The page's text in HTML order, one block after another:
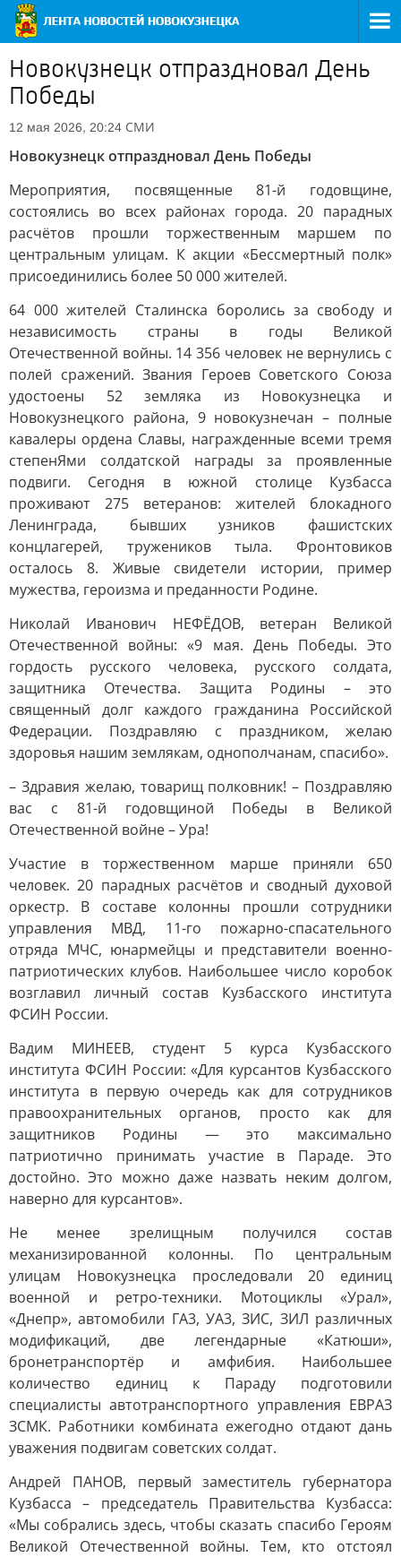
Новокузнецк отпраздновал День
Победы
12 мая 2026, 20:24 СМИ
Новокузнецк отпраздновал День Победы
Мероприятия, посвященные 81-й годовщине,
состоялись во всех районах города. 20 парадных
расчётов прошли торжественным маршем по
центральным улицам. К акции «Бессмертный полк»
присоединились более 50 000 жителей.
64 000 жителей Сталинска боролись за свободу и
независимость страны в годы Великой
Отечественной войны. 14 356 человек не вернулись с
полей сражений. Звания Героев Советского Союза
удостоены 52 земляка из Новокузнецка и
Новокузнецкого района, 9 новокузнечан – полные
кавалеры ордена Славы, награжденные всеми тремя
степенЯми солдатской награды за проявленные
подвиги. Сегодня в южной столице Кузбасса
проживают 275 ветеранов: жителей блокадного
Ленинграда, бывших узников фашистских
концлагерей, тружеников тыла. Фронтовиков
осталось 8. Живые свидетели истории, пример
мужества, героизма и преданности Родине.
Николай Иванович НЕФЁДОВ, ветеран Великой
Отечественной войны: «9 мая. День Победы. Это
гордость русского человека, русского солдата,
защитника Отечества. Защита Родины – это
священный долг каждого гражданина Российской
Федерации. Поздравляю с праздником, желаю
здоровья нашим землякам, однополчанам, спасибо».
– Здравия желаю, товарищ полковник! – Поздравляю
вас с 81-й годовщиной Победы в Великой
Отечественной войне – Ура!
Участие в торжественном марше приняли 650
человек. 20 парадных расчётов и сводный духовой
оркестр. В составе колонны прошли сотрудники
управления МВД, 11-го пожарно-спасательного
отряда МЧС, юнармейцы и представители военно-
патриотических клубов. Наибольшее число коробок
возглавил личный состав Кузбасского института
ФСИН России.
Вадим МИНЕЕВ, студент 5 курса Кузбасского
института ФСИН России: «Для курсантов Кузбасского
института в первую очередь как для сотрудников
правоохранительных органов, просто как для
защитников Родины — это максимально
патриотично принимать участие в Параде. Это
достойно. Это можно даже назвать неким долгом,
наверно для курсантов».
Не менее зрелищным получился состав
механизированной колонны. По центральным
улицам Новокузнецка проследовали 20 единиц
военной и ретро-техники. Мотоциклы «Урал»,
«Днепр», автомобили ГА3, УА3, ЗИС, ЗИЛ различных
модификаций, две легендарные «Катюши»,
бронетранспортёр и амфибия. Наибольшее
количество единиц к Параду подготовили
специалисты автотранспортного управления ЕВРАЗ
ЗСМК. Работники комбината ежегодно отдают дань
уважения подвигам советских солдат.
Андрей ПАНОВ, первый заместитель губернатора
Кузбасса – председатель Правительства Кузбасса:
«Мы собрались здесь, чтобы сказать спасибо Героям
Великой Отечественной войны. Тем, кто отстоял